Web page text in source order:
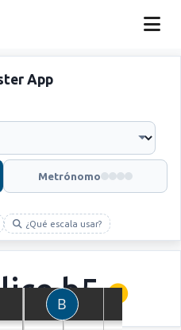
App
Metrónomo
¿Qué escala usar?
b5